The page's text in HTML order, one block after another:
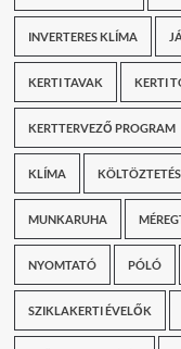
INVERTERES KLÍMA
KERTI TAVAK KERTI
KERTTERVEZŐ PROGRAM
KLÍMA KÖLTÖZTETÉS
MUNKARUHA
NYOMTATÓ PÓLÓ
SZIKLAKERTI ÉVELŐK